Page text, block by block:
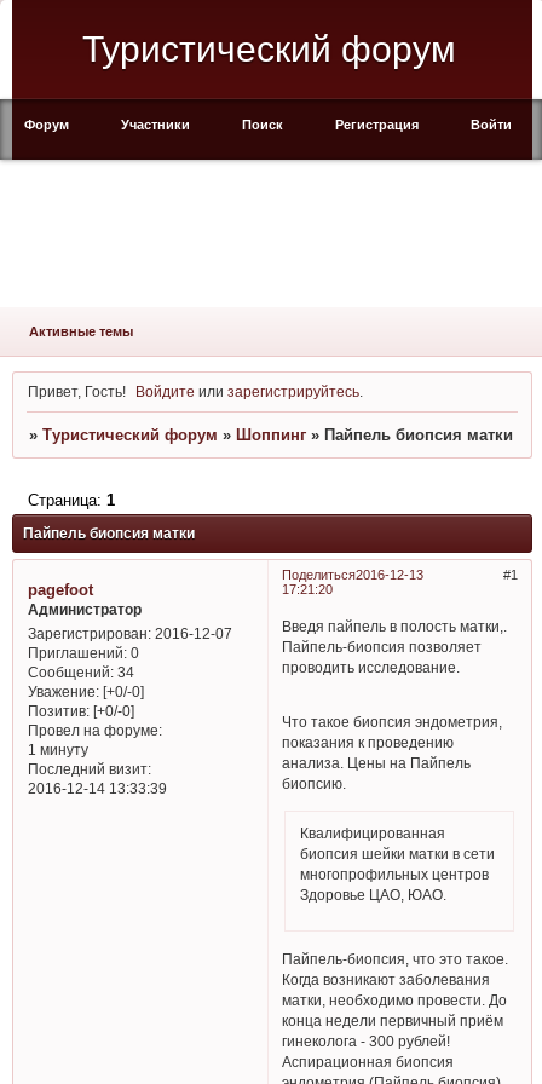
Туристический форум
Форум Участники Поиск Регистрация Войти
Активные темы
Привет, Гость! Войдите илизарегистрируйтесь
» Туристический форум » Шоппинг » Пайпель биопсия матки
Пайпель биопсия матки
Страница: 1
Поделиться 1
2016-12-13
17:21:20
pagefoot
Администратор
Зарегистрирован: 2016-12-07
Приглашений:0
Сообщений:34
Уважение: [+0/-0]
Позитив: [+0/-0]
Провел на форуме:
1 минуту
Последний визит:
2016-12-14 13:33:39
Введя пайпель в полость матки,.
Пайпель-биопсия позволяет
проводить исследование.
Что такое биопсия эндометрия,
показания к проведению
анализа. Цены на Пайпель
биопсию.
Квалифицированная
биопсия шейки матки в сети
многопрофильных центров
Здоровье ЦАО, ЮАО.
Пайпель-биопсия, что это такое.
Когда возникают заболевания
матки, необходимо провести. До
конца недели первичный приём
гинеколога - 300 рублей!
Аспирационная биопсия